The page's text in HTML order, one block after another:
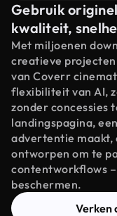
Gebruik
kwaliteit,
Met miljoenen
creatieve
van Coverr
flexibiliteit van AI,
zonder concessies
landingspagina,
advertentie maakt,
ontworpen om te
contentworkflows
beschermen.
Verken